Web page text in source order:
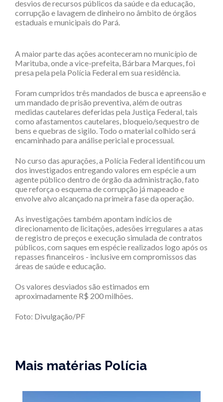
desvios de recursos públicos da saúde e da educação,
corrupção e lavagem de dinheiro no âmbito de órgãos
estaduais e municipais do Pará.
A maior parte das ações aconteceram no município de
Marituba, onde a vice-prefeita, Bárbara Marques, foi
presa pela pela Polícia Federal em sua residência.
Foram cumpridos três mandados de busca e apreensão e
um mandado de prisão preventiva, além de outras
medidas cautelares deferidas pela Justiça Federal, tais
como afastamentos cautelares, bloqueio/sequestro de
bens e quebras de sigilo. Todo o material colhido será
encaminhado para análise pericial e processual.
No curso das apurações, a Polícia Federal identificou um
dos investigados entregando valores em espécie a um
agente público dentro de órgão da administração, fato
que reforça o esquema de corrupção já mapeado e
envolve alvo alcançado na primeira fase da operação.
As investigações também apontam indícios de
direcionamento de licitações, adesões irregulares a atas
de registro de preços e execução simulada de contratos
públicos, com saques em espécie realizados logo após os
repasses financeiros - inclusive em compromissos das
áreas de saúde e educação.
Os valores desviados são estimados em
aproximadamente R$ 200 milhões.
Foto: Divulgação/PF
Mais matérias Polícia